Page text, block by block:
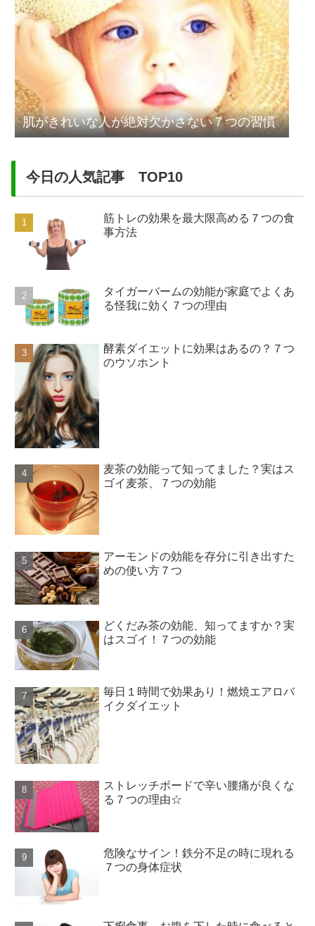
肌がきれいな人が絶対欠かさない７つの習慣
今日の人気記事 TOP10
筋トレの効果を最大限高める７つの食
事方法
タイガーバームの効能が家庭でよくあ
る怪我に効く７つの理由
酵素ダイエットに効果はあるの？７つ
のウソホント
麦茶の効能って知ってました？実はス
ゴイ麦茶、７つの効能
アーモンドの効能を存分に引き出すた
めの使い方７つ
どくだみ茶の効能、知ってますか？実
はスゴイ！７つの効能
毎日１時間で効果あり！燃焼エアロバ
イクダイエット
ストレッチボードで辛い腰痛が良くな
る７つの理由☆
危険なサイン！鉄分不足の時に現れる
７つの身体症状